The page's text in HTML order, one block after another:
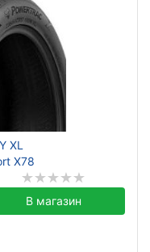
XL
X78
В магазин